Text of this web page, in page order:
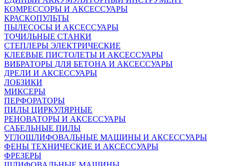
КОМРЕССОРЫ И АКСЕССУАРЫ
КРАСКОПУЛЬТЫ
ПЫЛЕСОСЫ И АКСЕССУАРЫ
ТОЧИЛЬНЫЕ СТАНКИ
СТЕПЛЕРЫ ЭЛЕКТРИЧЕСКИЕ
КЛЕЕВЫЕ ПИСТОЛЕТЫ И АКСЕССУАРЫ
ВИБРАТОРЫ ДЛЯ БЕТОНА И АКСЕССУАРЫ
ДРЕЛИ И АКСЕССУАРЫ
ЛОБЗИКИ
МИКСЕРЫ
ПЕРФОРАТОРЫ
ПИЛЫ ЦИРКУЛЯРНЫЕ
РЕНОВАТОРЫ И АКСЕССУАРЫ
САБЕЛЬНЫЕ ПИЛЫ
УГЛОШЛИФОВАЛЬНЫЕ МАШИНЫ И АКСЕССУАРЫ
ФЕНЫ ТЕХНИЧЕСКИЕ И АКСЕССУАРЫ
ФРЕЗЕРЫ